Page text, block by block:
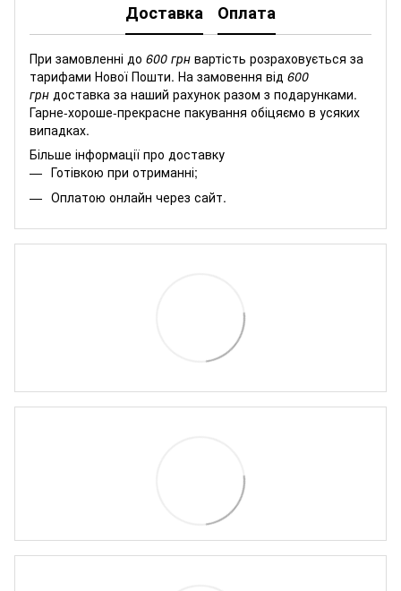
Доставка Оплата
При замовленні до 600 грн вартість розраховується за
тарифами Нової Пошти. На замовення від 600
грн доставка за наший рахунок разом з подарунками.
Гарне-хороше-прекрасне пакування обіцяємо в усяких
випадках.
Більше інформації про доставку
Готівкою при отриманні;
Оплатою онлайн через сайт.